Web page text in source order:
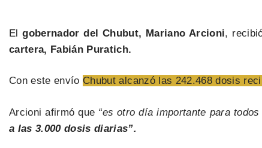
Elgobernador del Chubut, Mariano Arcioni,
cartera, Fabián Puratich.
Con este envío Chubut alcanzó las 242.468 dosis
Arcioni afirmó que “es otro día importante para
a las 3.000 dosis diarias”.